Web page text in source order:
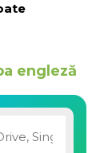
engleză